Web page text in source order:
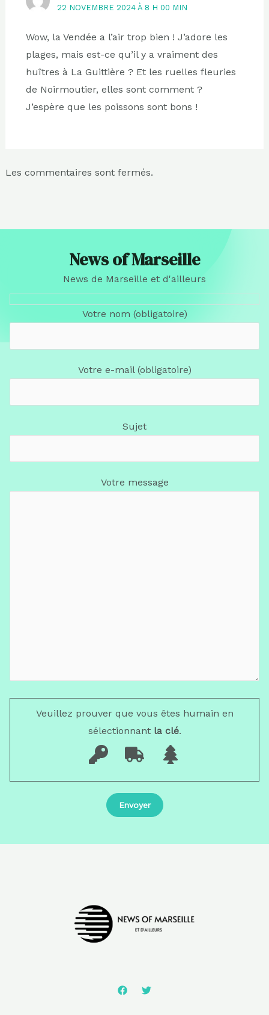
22 NOVEMBRE 2024 À 8 H 00 MIN
Wow, la Vendée a l’air trop bien ! J’adore les
plages, mais est-ce qu’il y a vraiment des
huîtres à La Guittière ? Et les ruelles fleuries
de Noirmoutier, elles sont comment ?
J’espère que les poissons sont bons !
Les commentaires sont fermés.
News of Marseille
News de Marseille et d'ailleurs
Votre nom (obligatoire)
Votre e-mail (obligatoire)
Sujet
Votre message
Veuillez prouver que vous êtes humain en
sélectionnantla clé.